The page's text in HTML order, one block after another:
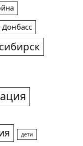
Донбасс
дети